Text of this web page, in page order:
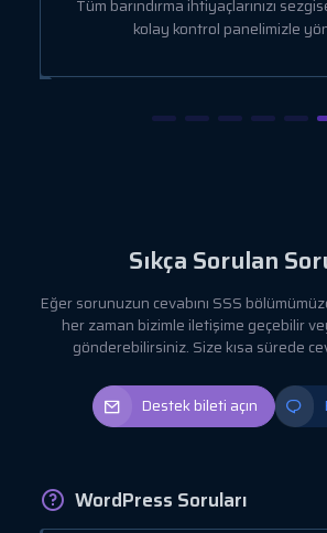
Tüm barındırma ihtiyaçlarınızı
kolay kontrol panelimizle
Sıkça Sorulan
Eğer sorunuzun cevabını SSS
her zaman bizimle iletişime geçebilir
gönderebilirsiniz. Size kısa sürede
Destek bileti açın
WordPress Soruları